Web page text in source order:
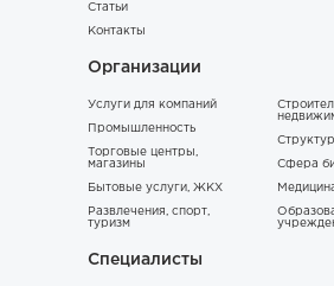
Статьи
Контакты
Организации
Услуги для компаний
Промышленность
Торговые центры,
магазины
Бытовые услуги, ЖКХ
Развлечения, спорт,
туризм
Сфера
Специалисты